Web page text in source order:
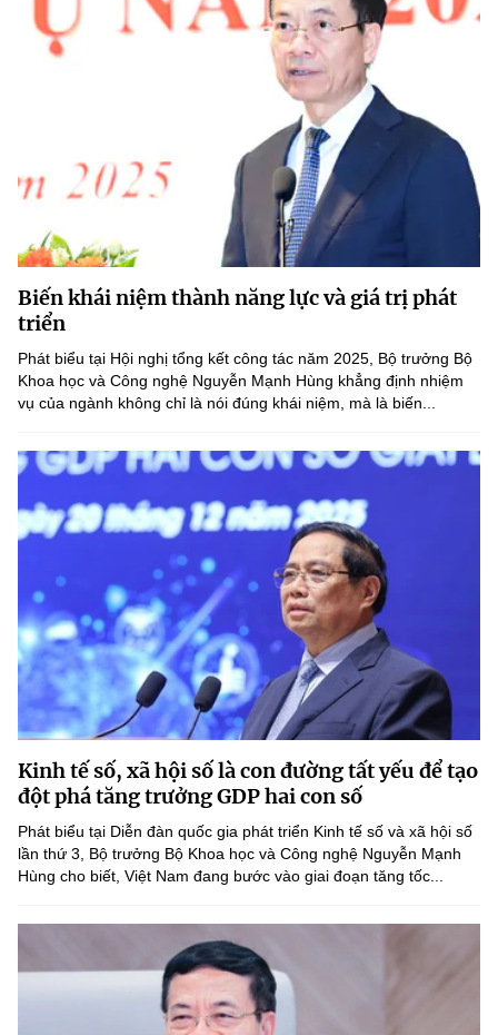
Biến khái niệm thành năng lực và giá trị phát
triển
Phát biểu tại Hội nghị tổng kết công tác năm 2025, Bộ trưởng Bộ
Khoa học và Công nghệ Nguyễn Mạnh Hùng khẳng định nhiệm
vụ của ngành không chỉ là nói đúng khái niệm, mà là biến...
Kinh tế số, xã hội số là con đường tất yếu để tạo
đột phá tăng trưởng GDP hai con số
Phát biểu tại Diễn đàn quốc gia phát triển Kinh tế số và xã hội số
lần thứ 3, Bộ trưởng Bộ Khoa học và Công nghệ Nguyễn Mạnh
Hùng cho biết, Việt Nam đang bước vào giai đoạn tăng tốc...